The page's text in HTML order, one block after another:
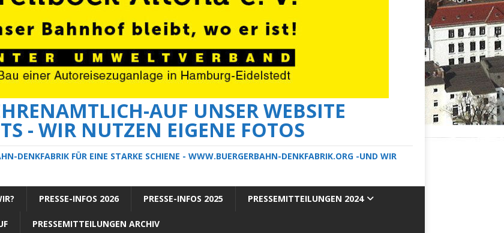
AUF UNSER WEBSITE
- WIR NUTZEN EIGENE FOTOS
DENKFABRIK FÜR EINE STARKE SCHIENE - WWW.BUERGERBAHN-DENKFABRIK.ORG -UND WIR
PRESSE-INFOS 2026 PRESSE-INFOS 2025 PRESSEMITTEILUNGEN 2024
PRESSEMITTEILUNGEN ARCHIV